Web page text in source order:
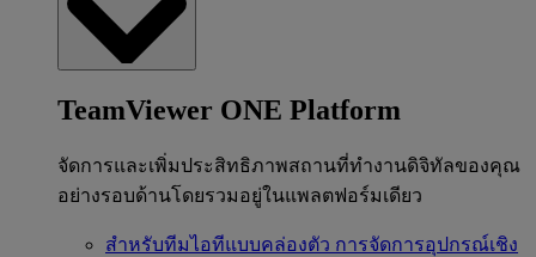
TeamViewer ONE Platform
จัดการและเพิ่มประสิทธิภาพสถานที่ทำงานดิจิทัลของคุณ
อย่างรอบด้านโดยรวมอยู่ในแพลตฟอร์มเดียว
สำหรับทีมไอทีแบบคล่องตัว การจัดการอุปกรณ์เชิง